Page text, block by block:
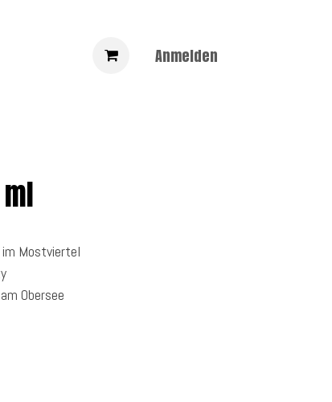
Anmelden
im Mostviertel
Obersee